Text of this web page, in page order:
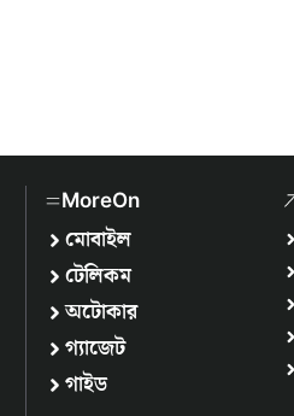
MoreOn
মোবাইল
টেলিকম
অটোকার
গ্যাজেট
গাইড